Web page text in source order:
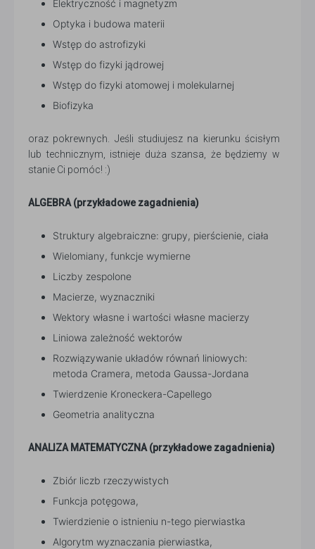
Elektryczność i magnetyzm
Optyka i budowa materii
Wstęp do astrofizyki
Wstęp do fizyki jądrowej
Wstęp do fizyki atomowej i molekularnej
Biofizyka
oraz pokrewnych. Jeśli studiujesz na kierunku ścisłym
lub technicznym, istnieje duża szansa, że będziemy w
stanie Ci pomóc! :)
ALGEBRA (przykładowe zagadnienia)
Struktury algebraiczne: grupy, pierścienie, ciała
Wielomiany, funkcje wymierne
Liczby zespolone
Macierze, wyznaczniki
Wektory własne i wartości własne macierzy
Liniowa zależność wektorów
Rozwiązywanie układów równań liniowych:
metoda Cramera, metoda Gaussa-Jordana
Twierdzenie Kroneckera-Capellego
Geometria analityczna
ANALIZA MATEMATYCZNA (przykładowe zagadnienia)
Zbiór liczb rzeczywistych
Funkcja potęgowa,
Twierdzienie o istnieniu n-tego pierwiastka
Algorytm wyznaczania pierwiastka,